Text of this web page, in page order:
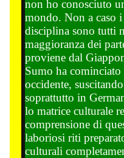
non ho conosciuto
mondo. Non a caso
disciplina sono tutti
maggioranza dei
proviene dal
Sumo ha
occidente,
soprattutto in
lo matrice culturale
comprensione di
laboriosi riti
culturali